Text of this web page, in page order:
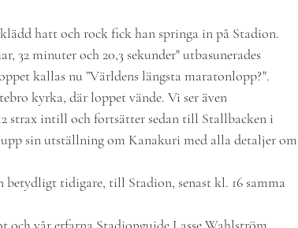
hatt och rock fick han springa in på Stadion.
32 minuter och 20,3 sekunder" utbasunerades
kallas nu ”Världens längsta maratonlopp?".
kyrka, där loppet vände. Vi ser även
strax intill och fortsätter sedan till Stallbacken i
sin utställning om Kanakuri med alla detaljer om
tidigare, till Stadion, senast kl. 16 samma